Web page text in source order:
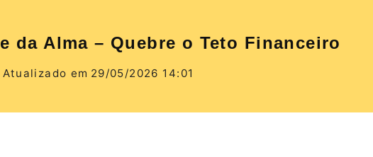
da Alma – Quebre o Teto Financeiro
Atualizado em 29/05/2026 14:01